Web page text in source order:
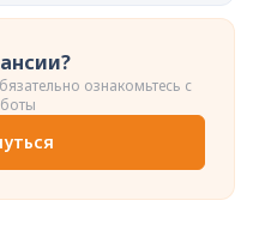
ознакомьтесь с